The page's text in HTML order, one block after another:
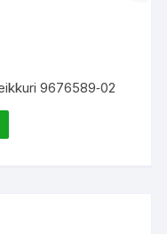
9676589‑02